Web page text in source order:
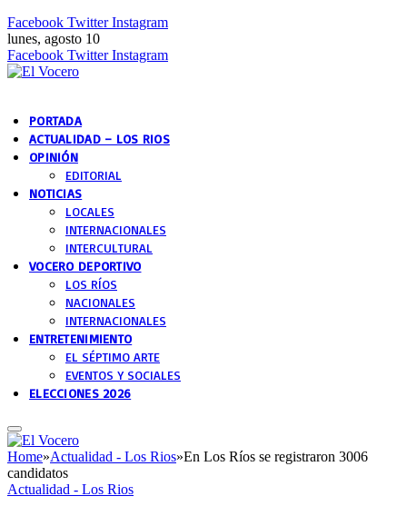
Facebook Twitter Instagram
lunes, agosto 10
Facebook Twitter Instagram
PORTADA
ACTUALIDAD – LOS RIOS
OPINIÓN
EDITORIAL
NOTICIAS
LOCALES
INTERNACIONALES
INTERCULTURAL
VOCERO DEPORTIVO
LOS RÍOS
NACIONALES
INTERNACIONALES
ENTRETENIMIENTO
EL SÉPTIMO ARTE
EVENTOS Y SOCIALES
ELECCIONES 2026
Home»Actualidad - Los Rios»En Los Ríos se registraron 3006
candidatos
Actualidad - Los Rios